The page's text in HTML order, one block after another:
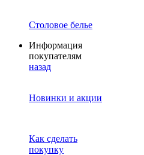
Столовое белье
Информация
покупателям
назад
Новинки и акции
Как сделать
покупку